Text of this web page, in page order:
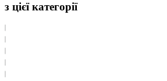
з цієї категорії